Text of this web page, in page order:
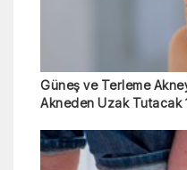
Güneş ve Terleme
Akneden Uzak Tutacak